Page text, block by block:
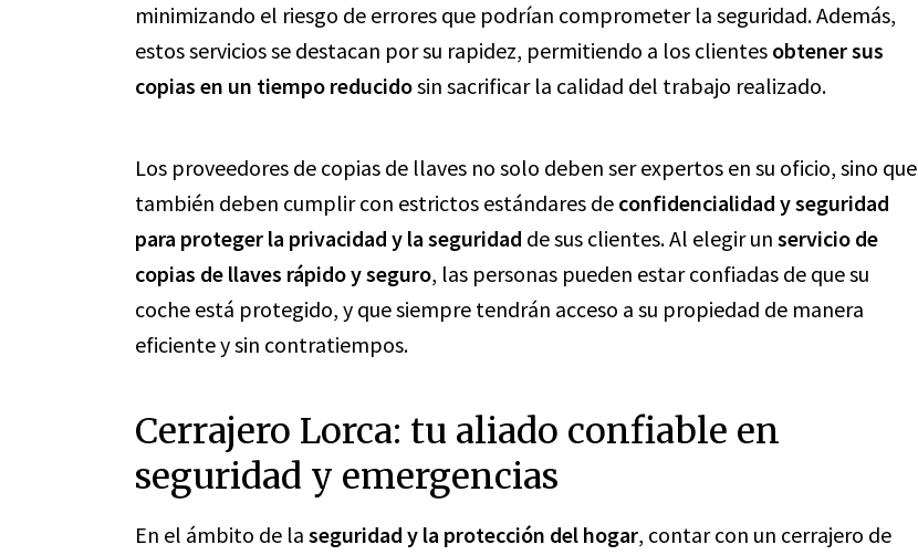
minimizando el riesgo de errores que podrían comprometer la seguridad. Además,
estos servicios se destacan por su rapidez, permitiendo a los clientes obtener sus
copias en un tiempo reducidosin sacrificar la calidad del trabajo realizado.
Los proveedores de copias de llaves no solo deben ser expertos en su oficio, sino que
también deben cumplir con estrictos estándares de confidencialidad y seguridad
para proteger la privacidad y la seguridad de sus clientes. Al elegir un servicio de
copias de llaves rápido y seguro, las personas pueden estar confiadas de que su
coche está protegido, y que siempre tendrán acceso a su propiedad de manera
eficiente y sin contratiempos.
Cerrajero Lorca: tu aliado confiable en
seguridad y emergencias
En el ámbito de la seguridad y la protección del hogar, contar con un cerrajero de